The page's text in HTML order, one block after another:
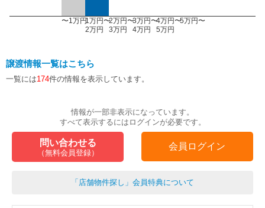
〜1万円1万円〜
2万円
2万円〜
3万円
3万円〜
4万円
4万円〜
5万円
5万円〜
譲渡情報一覧はこちら
一覧には174件の情報を表示しています。
情報が一部非表示になっています。
すべて表示するにはログインが必要です。
問い合わせる
（無料会員登録）
会員ログイン
「店舗物件探し」会員特典について